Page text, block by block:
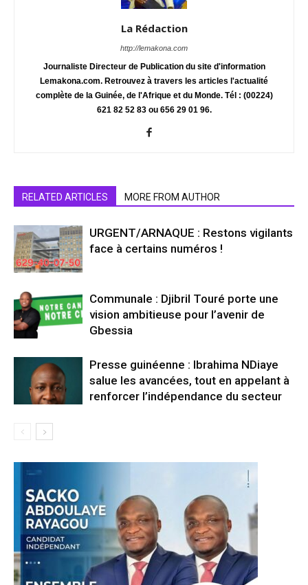
La Rédaction
http://lemakona.com
Journaliste Directeur de Publication du site d'information
Lemakona.com. Retrouvez à travers les articles l'actualité
complète de la Guinée, de l'Afrique et du Monde. Tél : (00224)
621 82 52 83 ou 656 29 01 96.
RELATED ARTICLES MORE FROM AUTHOR
URGENT/ARNAQUE : Restons vigilants
face à certains numéros !
Communale : Djibril Touré porte une
vision ambitieuse pour l’avenir de
Gbessia
Presse guinéenne : Ibrahima NDiaye
salue les avancées, tout en appelant à
renforcer l’indépendance du secteur